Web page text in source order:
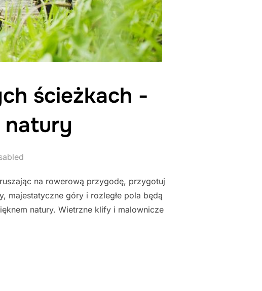
ścieżkach -
natury
na rowerową przygodę, przygotuj
majestatyczne góry i rozległe pola będą
natury. Wietrzne klify i malownicze